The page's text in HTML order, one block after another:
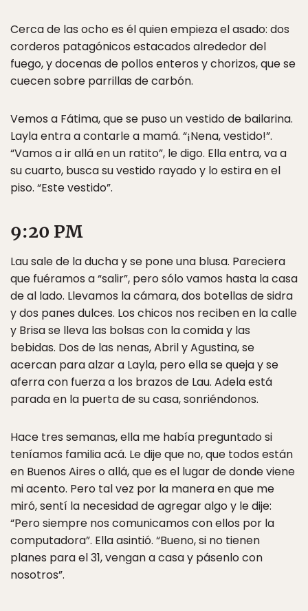
Cerca de las ocho es él quien empieza el asado: dos
corderos patagónicos estacados alrededor del
fuego, y docenas de pollos enteros y chorizos, que se
cuecen sobre parrillas de carbón.
Vemos a Fátima, que se puso un vestido de bailarina.
Layla entra a contarle a mamá. “¡Nena, vestido!”.
“Vamos a ir allá en un ratito”, le digo. Ella entra, va a
su cuarto, busca su vestido rayado y lo estira en el
piso. “Este vestido”.
9:20 PM
Lau sale de la ducha y se pone una blusa. Pareciera
que fuéramos a “salir”, pero sólo vamos hasta la casa
de al lado. Llevamos la cámara, dos botellas de sidra
y dos panes dulces. Los chicos nos reciben en la calle
y Brisa se lleva las bolsas con la comida y las
bebidas. Dos de las nenas, Abril y Agustina, se
acercan para alzar a Layla, pero ella se queja y se
aferra con fuerza a los brazos de Lau. Adela está
parada en la puerta de su casa, sonriéndonos.
Hace tres semanas, ella me había preguntado si
teníamos familia acá. Le dije que no, que todos están
en Buenos Aires o allá, que es el lugar de donde viene
mi acento. Pero tal vez por la manera en que me
miró, sentí la necesidad de agregar algo y le dije:
“Pero siempre nos comunicamos con ellos por la
computadora”. Ella asintió. “Bueno, si no tienen
planes para el 31, vengan a casa y pásenlo con
nosotros”.